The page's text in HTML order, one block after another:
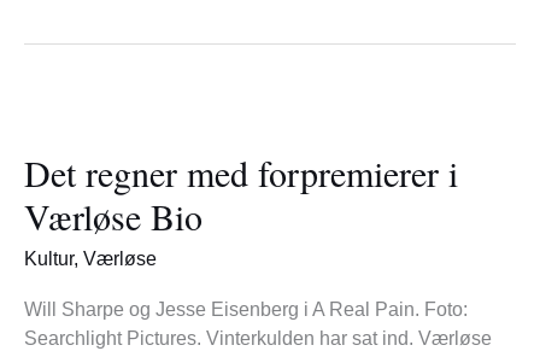
Det regner med forpremierer i
Værløse Bio
Kultur, Værløse
Will Sharpe og Jesse Eisenberg i A Real Pain. Foto:
Searchlight Pictures. Vinterkulden har sat ind. Værløse
med
forpremierer
Værløse